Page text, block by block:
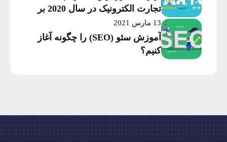
تجارت الکترونیک در سال 2020 بر
اساس میزان موفقیت و
سرمایه‌گذاری
13 مارس 2021
آموزش سئو (SEO) را چگونه آغاز
کنیم؟